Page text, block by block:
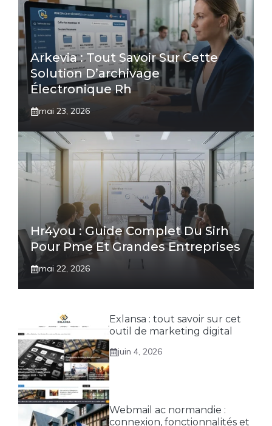
Arkevia : Tout Savoir Sur Cette
Solution D’archivage
Électronique Rh
mai 23, 2026
Hr4you : Guide Complet Du Sirh
Pour Pme Et Grandes Entreprises
mai 22, 2026
Exlansa : tout savoir sur cet
outil de marketing digital
juin 4, 2026
Webmail ac normandie :
connexion, fonctionnalités et